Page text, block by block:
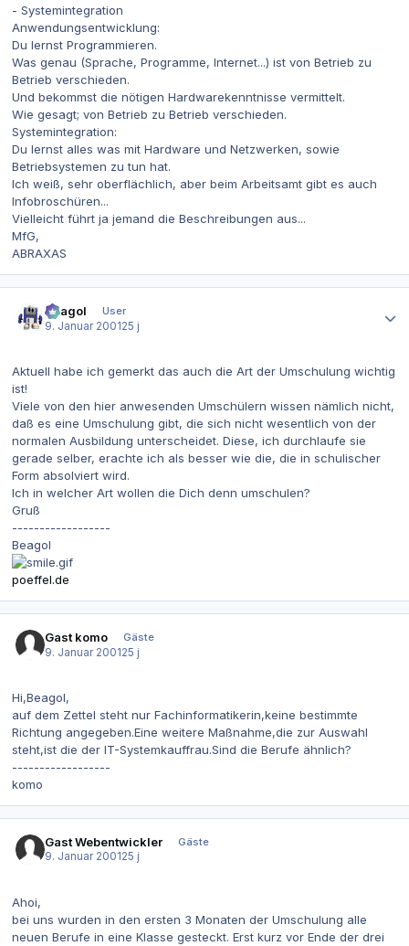
- Systemintegration
Anwendungsentwicklung:
Du lernst Programmieren.
Was genau (Sprache, Programme, Internet...) ist von Betrieb zu
Betrieb verschieden.
Und bekommst die nötigen Hardwarekenntnisse vermittelt.
Wie gesagt; von Betrieb zu Betrieb verschieden.
Systemintegration:
Du lernst alles was mit Hardware und Netzwerken, sowie
Betriebsystemen zu tun hat.
Ich weiß, sehr oberflächlich, aber beim Arbeitsamt gibt es auch
Infobroschüren...
Vielleicht führt ja jemand die Beschreibungen aus...
MfG,
ABRAXAS
Beagol
User
9. Januar 200125 j
Aktuell habe ich gemerkt das auch die Art der Umschulung wichtig
ist!
Viele von den hier anwesenden Umschülern wissen nämlich nicht,
daß es eine Umschulung gibt, die sich nicht wesentlich von der
normalen Ausbildung unterscheidet. Diese, ich durchlaufe sie
gerade selber, erachte ich als besser wie die, die in schulischer
Form absolviert wird.
Ich in welcher Art wollen die Dich denn umschulen?
Gruß
------------------
Beagol
poeffel.de
Gast komo
Gäste
9. Januar 200125 j
Hi,Beagol,
auf dem Zettel steht nur Fachinformatikerin,keine bestimmte
Richtung angegeben.Eine weitere Maßnahme,die zur Auswahl
steht,ist die der IT-Systemkauffrau.Sind die Berufe ähnlich?
------------------
komo
Gast Webentwickler
Gäste
9. Januar 2001 25 j
Ahoi,
bei uns wurden in den ersten 3 Monaten der Umschulung alle
neuen Berufe in eine Klasse gesteckt. Erst kurz vor Ende der drei